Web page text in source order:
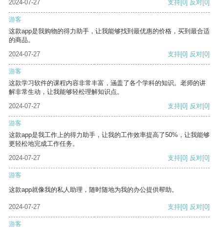
2024-07-27 支持 [0] 反对 [0]
游客
这款app是我购物的得力助手，让我能够找到最优惠的价格，买到最合适
的商品。
2024-07-27
支持[0] 反对[0]
游客
这款学习软件的课程内容非常丰富，涵盖了各个学科的知识。老师的讲
解非常生动，让我能够轻松理解知识点。
2024-07-27
支持[0] 反对[0]
游客
这款app是我工作上的得力助手，让我的工作效率提高了50%，让我能够
更轻松地完成工作任务。
2024-07-27
支持[0] 反对[0]
游客
这款app就像我的私人助理，随时随地为我的办公提供帮助。
2024-07-27 支持[0] 反对[0]
游客